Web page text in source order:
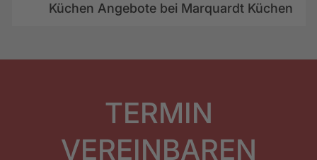
Küchen Angebote bei Marquardt Küchen
TERMIN
VEREINBAREN